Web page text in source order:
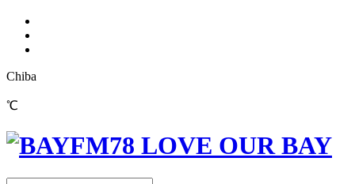
Chiba
℃